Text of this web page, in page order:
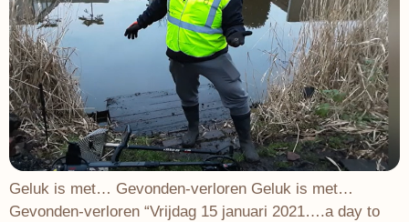
Geluk is met… Gevonden-verloren Geluk is met…
Gevonden-verloren “Vrijdag 15 januari 2021….a day to